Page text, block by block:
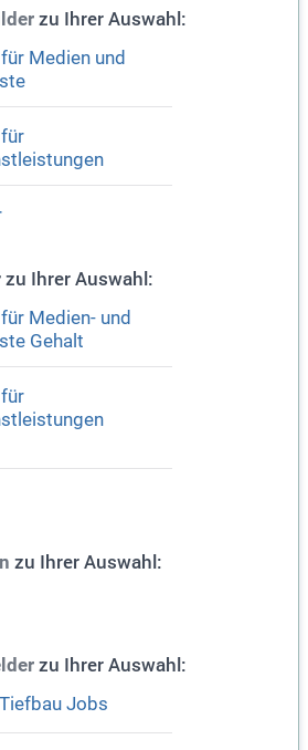
zu Ihrer Auswahl:
Medien und
zu Ihrer Auswahl:
Medien- und
Gehalt
zu Ihrer Auswahl:
zu Ihrer Auswahl:
Jobs